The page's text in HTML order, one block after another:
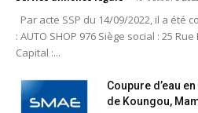
Par acte SSP du 14/09/2022, il a été
: AUTO SHOP 976 Siège social : 25
Capital :...
Coupure d’eau
de Koungou,